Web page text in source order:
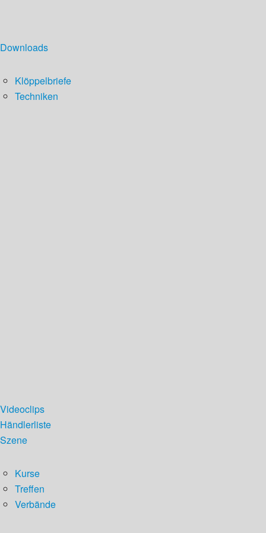
Downloads
Klöppelbriefe
Techniken
Videoclips
Händlerliste
Szene
Kurse
Treffen
Verbände